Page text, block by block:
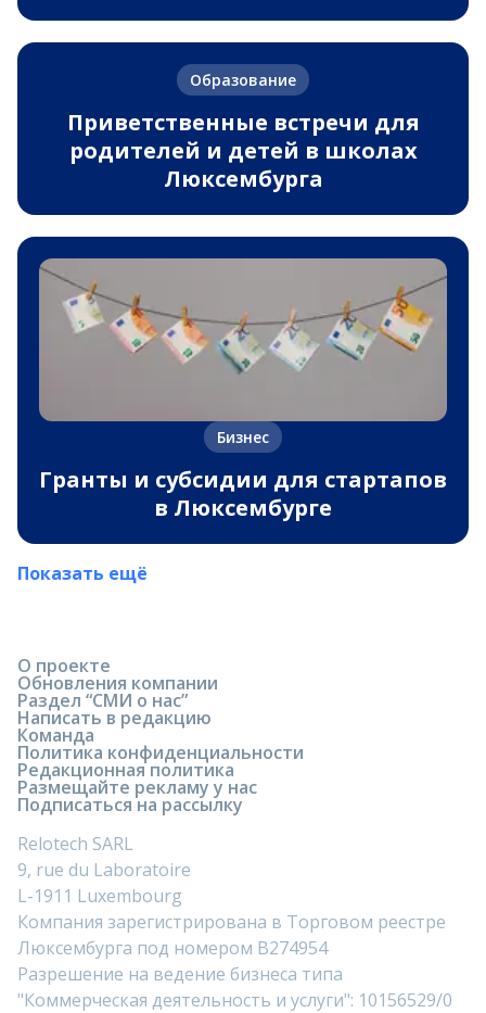
Образование
Приветственные встречи для
родителей и детей в школах
Люксембурга
Бизнес
Гранты и субсидии для стартапов
в Люксембурге
Показать ещё
О проекте
Обновления компании
Раздел “СМИ о нас”
Написать в редакцию
Команда
Политика конфиденциальности
Редакционная политика
Размещайте рекламу у нас
Подписаться на рассылку
Relotech SARL
9, rue du Laboratoire
L-1911 Luxembourg
Компания зарегистрирована в Торговом реестре
Люксембурга под номером B274954
Разрешение на ведение бизнеса типа
"Коммерческая деятельность и услуги": 10156529/0